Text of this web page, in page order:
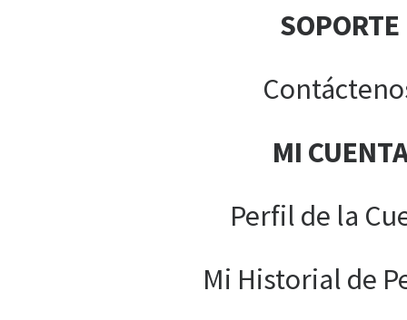
SOPORTE
MI
Perfil de la
Mi Historial de